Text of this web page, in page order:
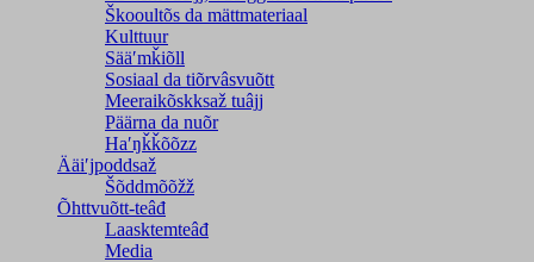
Škooultõs da mättmateriaal
Kulttuur
Sääʹmǩiõll
Sosiaal da tiõrvâsvuõtt
Meeraikõskksaž tuâjj
Päärna da nuõr
Haʹŋǩǩõõzz
Ääiʹjpoddsaž
Šõddmõõžž
Õhttvuõtt-teâđ
Laasktemteâđ
Media